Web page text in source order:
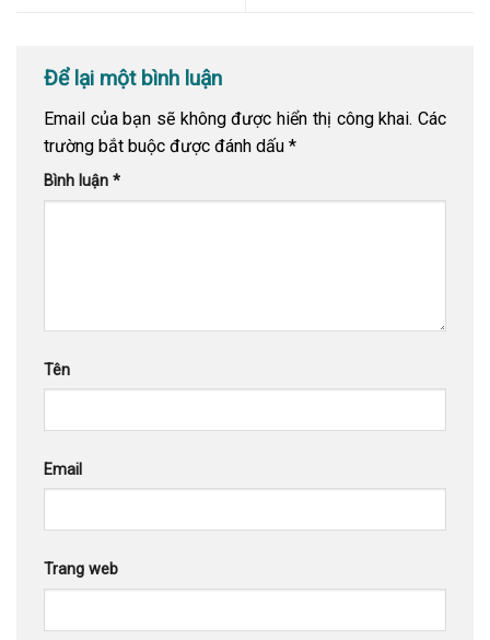
Để lại một bình luận
Email của bạn sẽ không được hiển thị công khai. Các
trường bắt buộc được đánh dấu *
Bình luận *
Tên
Email
Trang web